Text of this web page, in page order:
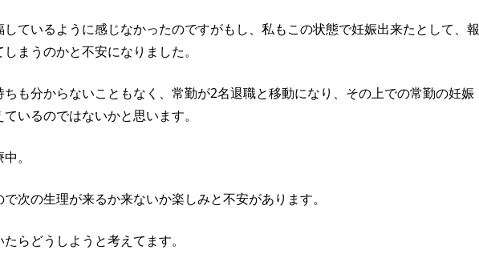
ているように感じなかったのですがもし、私もこの状態で妊娠出来たとして、報
まうのかと不安になりました。
ちも分からないこともなく、常勤が2名退職と移動になり、その上での常勤の妊娠
いるのではないかと思います。
。
次の生理が来るか来ないか楽しみと不安があります。
らどうしようと考えてます。